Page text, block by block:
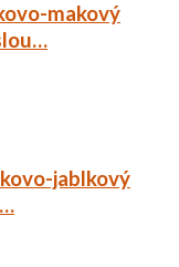
makový
jablkový